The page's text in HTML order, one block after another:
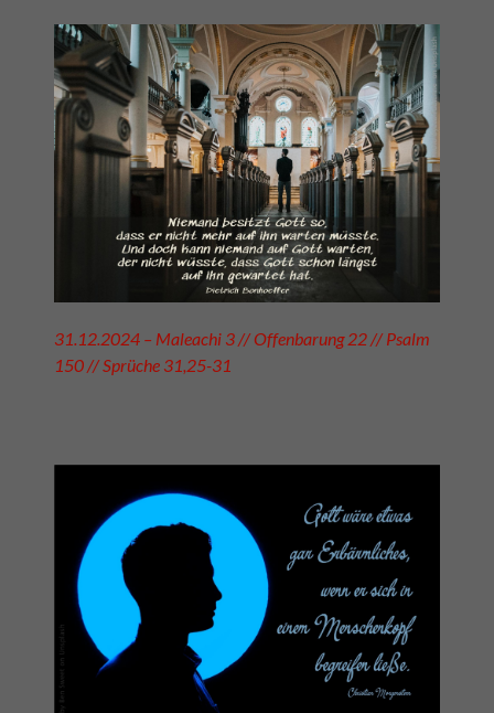
31.12.2024 – Maleachi 3 // Offenbarung 22 // Psalm
150 // Sprüche 31,25-31